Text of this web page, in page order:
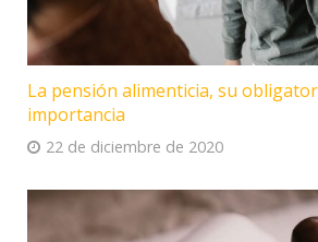
La pensión alimenticia, su
importancia
22 de diciembre de 2020